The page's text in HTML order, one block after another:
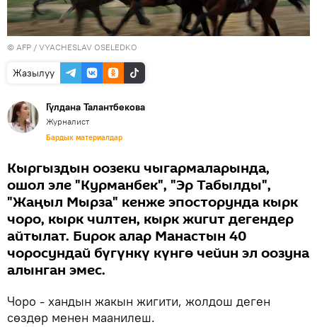
© AFP / VYACHESLAV OSELEDKO
Жазылуу
Гүлдана Талантбекова
Журналист
Бардык материалдар
Кыргыздын оозеки чыгармаларында,
ошол эле "Курманбек", "Эр Табылды",
"Жаңыл Мырза" кенже эпосторунда кырк
чоро, кырк чилтен, кырк жигит дегендер
айтылат. Бирок алар Манастын 40
чоросундай бүгүнкү күнгө чейин эл оозуна
алынган эмес.
Чоро - хандын жакын жигити, жолдош деген
сөздөр менен маанилеш.